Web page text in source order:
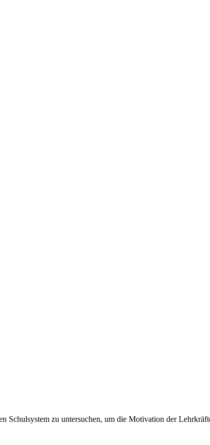
Schulsystem zu untersuchen, um die Motivation der